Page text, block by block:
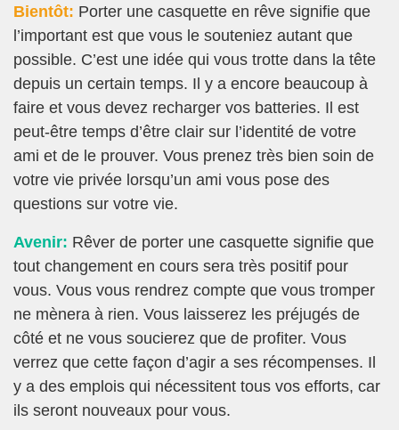
Bientôt: Porter une casquette en rêve signifie que
l’important est que vous le souteniez autant que
possible. C’est une idée qui vous trotte dans la tête
depuis un certain temps. Il y a encore beaucoup à
faire et vous devez recharger vos batteries. Il est
peut-être temps d’être clair sur l’identité de votre
ami et de le prouver. Vous prenez très bien soin de
votre vie privée lorsqu’un ami vous pose des
questions sur votre vie.
Avenir: Rêver de porter une casquette signifie que
tout changement en cours sera très positif pour
vous. Vous vous rendrez compte que vous tromper
ne mènera à rien. Vous laisserez les préjugés de
côté et ne vous soucierez que de profiter. Vous
verrez que cette façon d’agir a ses récompenses. Il
y a des emplois qui nécessitent tous vos efforts, car
ils seront nouveaux pour vous.